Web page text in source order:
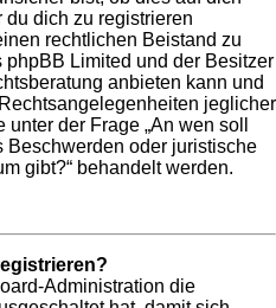
dich zu registrieren
rechtlichen Beistand zu
phpBB Limited und der Besitzer
anbieten kann und
jeglicher
der Frage „An wen soll
Beschwerden oder juristische
gibt?“ behandelt werden.
Administration die